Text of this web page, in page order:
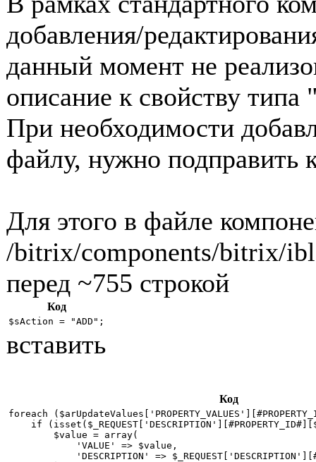
добавления/
данный момент не
описание к свойству
При необходимости
файлу, нужно подправить
Для этого в файле
/bitrix/components/bitrix/
перед ~755 строкой
Код
вставить
Код
foreach
if
$value = array(
'VALUE' => $value,
'DESCRIPTION' =>